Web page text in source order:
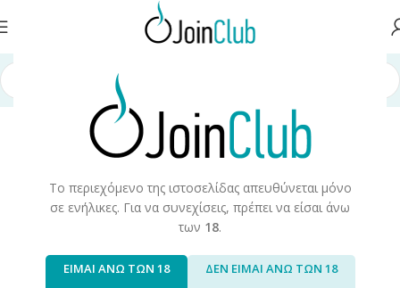
Το περιεχόμενο της ιστοσελίδας απευθύνεται μόνο
σε ενήλικες. Για να συνεχίσεις, πρέπει να είσαι άνω
των 18.
ΕΙΜΑΙ ΑΝΩ ΤΩΝ 18 ΔΕΝ ΕΙΜΑΙ ΑΝΩ ΤΩΝ 18
Long Fills